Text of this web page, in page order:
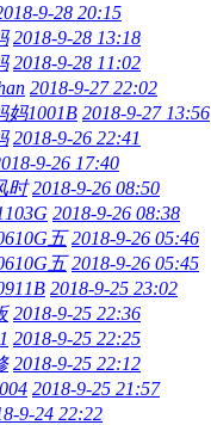
9-28 20:15
2018-9-28 13:18
2018-9-28 11:02
2018-9-27 22:02
妈1001B 2018-9-27 13:56
2018-9-26 22:41
9-26 17:40
时 2018-9-26 08:50
2018-9-26 08:38
五 2018-9-26 05:46
五 2018-9-26 05:45
2018-9-25 23:02
2018-9-25 22:36
2018-9-25 22:25
2018-9-25 22:12
2018-9-25 21:57
9-24 22:22